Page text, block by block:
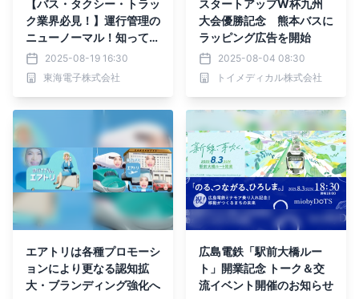
【バス・タクシー・トラッ
ク業界必見！】運行管理の
ニューノーマル！知ってま
すか？事業者間遠隔点呼～
効率化と安全性の両立 、
新しい運行管理手法～9月
2025-08-19 16:30
東海電子株式会社
スタートアップW杯九州
大会優勝記念 熊本バスに
ラッピング広告を開始
2025-08-04 08:30
トイメディカル株式会社
エアトリは各種プロモーシ
ョンにより更なる認知拡
大・ブランディング強化へ
広島電鉄「駅前大橋ルー
ト」開業記念 トーク＆交
流イベント開催のお知らせ